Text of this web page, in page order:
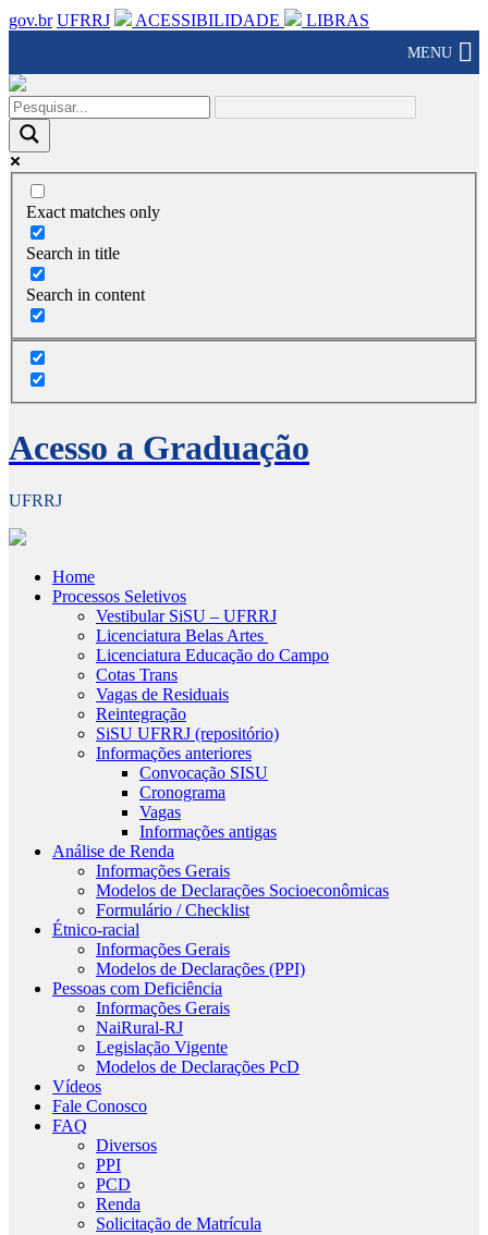
gov.br UFRRJ ACESSIBILIDADE LIBRAS
MENU
Exact matches only
Search in title
Search in content
Acesso a Graduação
UFRRJ
Home
Processos Seletivos
Vestibular SiSU – UFRRJ
Licenciatura Belas Artes
Licenciatura Educação do Campo
Cotas Trans
Vagas de Residuais
Reintegração
SiSU UFRRJ (repositório)
Informações anteriores
Convocação SISU
Cronograma
Vagas
Informações antigas
Análise de Renda
Informações Gerais
Modelos de Declarações Socioeconômicas
Formulário / Checklist
Étnico-racial
Informações Gerais
Modelos de Declarações (PPI)
Pessoas com Deficiência
Informações Gerais
NaiRural-RJ
Legislação Vigente
Modelos de Declarações PcD
Vídeos
Fale Conosco
FAQ
Diversos
PPI
PCD
Renda
Solicitação de Matrícula